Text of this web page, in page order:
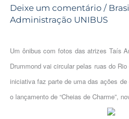
Deixe um comentário /
Administração UNIBUS
Um ônibus com fotos das atrizes Taís
Drummond vai circular pelas ruas do
iniciativa faz parte de uma das ações
o lançamento de “Cheias de Charme”,